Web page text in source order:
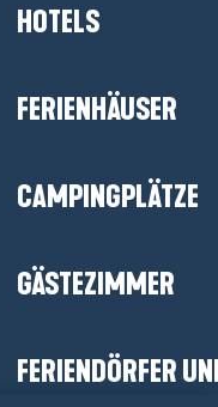
HOTELS
FERIENHÄUSER
CAMPINGPLÄTZE
GÄSTEZIMMER
FERIENDÖRFER
Broschüren
Rechtliche Hinweise-